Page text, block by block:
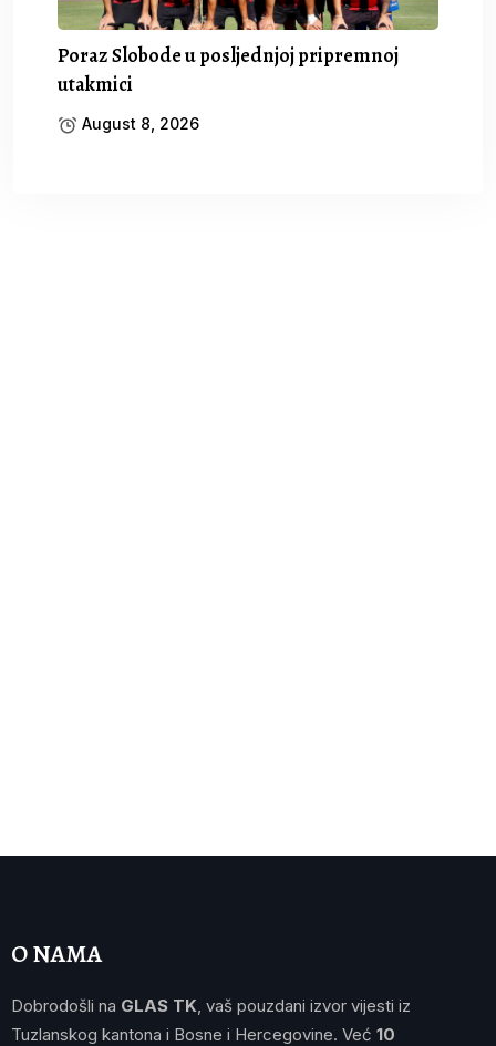
Poraz Slobode u posljednjoj pripremnoj
utakmici
August 8, 2026
O NAMA
Dobrodošli na GLAS TK , vaš pouzdani izvor vijesti iz
Tuzlanskog kantona i Bosne i Hercegovine. Već 10